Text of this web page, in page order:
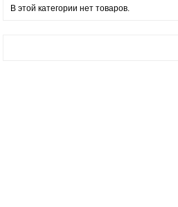
В этой категории нет товаров.